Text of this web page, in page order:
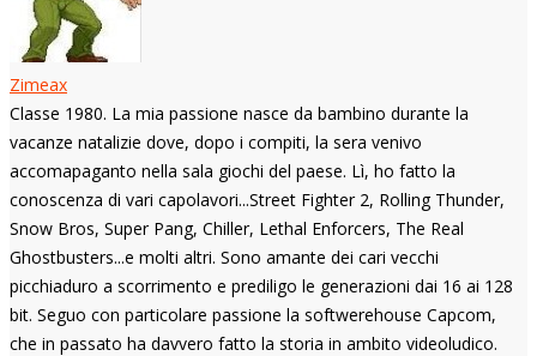
Zimeax
Classe 1980. La mia passione nasce da bambino durante la
vacanze natalizie dove, dopo i compiti, la sera venivo
accomapaganto nella sala giochi del paese. Lì, ho fatto la
conoscenza di vari capolavori...Street Fighter 2, Rolling Thunder,
Snow Bros, Super Pang, Chiller, Lethal Enforcers, The Real
Ghostbusters...e molti altri. Sono amante dei cari vecchi
picchiaduro a scorrimento e prediligo le generazioni dai 16 ai 128
bit. Seguo con particolare passione la softwerehouse Capcom,
che in passato ha davvero fatto la storia in ambito videoludico.